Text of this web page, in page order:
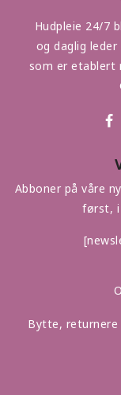
Hudpleie 24/7
og daglig
som er etablert
Abboner på våre
først, i
Bytte, returnere